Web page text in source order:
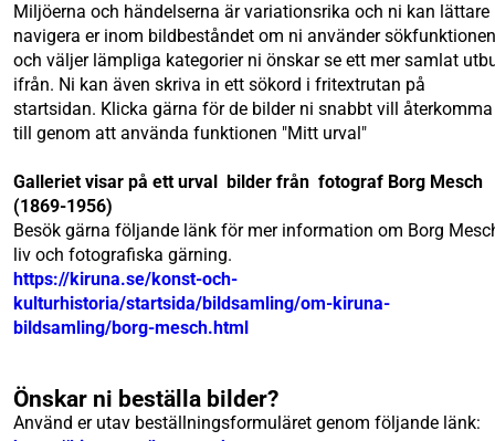
Miljöerna och händelserna är variationsrika och ni kan lättare
navigera er inom bildbeståndet om ni använder sökfunktionen
och väljer lämpliga kategorier ni önskar se ett mer samlat
ifrån. Ni kan även skriva in ett sökord i fritextrutan på
startsidan. Klicka gärna för de bilder ni snabbt vill återkomma
till genom att använda funktionen "Mitt urval"
Galleriet visar på ett urval bilder från fotograf Borg Mesch
(1869-1956)
Besök gärna följande länk för mer information om Borg
liv och fotografiska gärning.
https://kiruna.se/konst-och-
kulturhistoria/startsida/bildsamling/om-kiruna-
bildsamling/borg-mesch.html
Önskar ni beställa bilder?
Använd er utav beställningsformuläret genom följande länk: